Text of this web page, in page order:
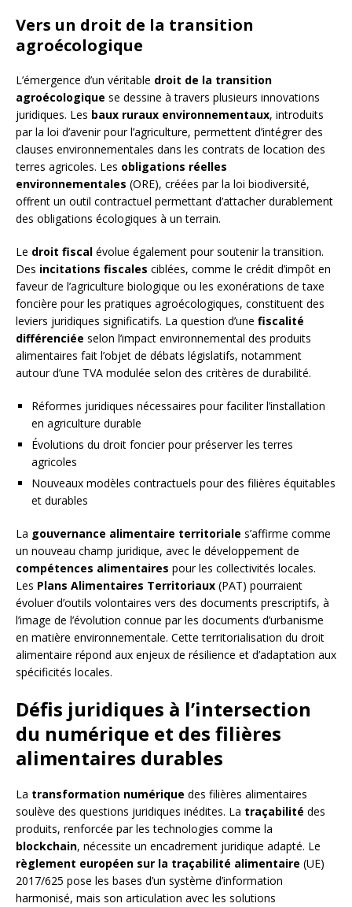
Vers un droit de la transition
agroécologique
L’émergence d’un véritable droit de la transition
agroécologique se dessine à travers plusieurs innovations
juridiques. Les baux ruraux environnementaux, introduits
par la loi d’avenir pour l’agriculture, permettent d’intégrer des
clauses environnementales dans les contrats de location des
terres agricoles. Les obligations réelles
environnementales (ORE), créées par la loi biodiversité,
offrent un outil contractuel permettant d’attacher durablement
des obligations écologiques à un terrain.
Le droit fiscal évolue également pour soutenir la transition.
Des incitations fiscales ciblées, comme le crédit d’impôt en
faveur de l’agriculture biologique ou les exonérations de taxe
foncière pour les pratiques agroécologiques, constituent des
leviers juridiques significatifs. La question d’une fiscalité
différenciée selon l’impact environnemental des produits
alimentaires fait l’objet de débats législatifs, notamment
autour d’une TVA modulée selon des critères de durabilité.
Réformes juridiques nécessaires pour faciliter l’installation
en agriculture durable
Évolutions du droit foncier pour préserver les terres
agricoles
Nouveaux modèles contractuels pour des filières équitables
et durables
La gouvernance alimentaire territoriale s’affirme comme
un nouveau champ juridique, avec le développement de
compétences alimentaires pour les collectivités locales.
Les Plans Alimentaires Territoriaux (PAT) pourraient
évoluer d’outils volontaires vers des documents prescriptifs, à
l’image de l’évolution connue par les documents d’urbanisme
en matière environnementale. Cette territorialisation du droit
alimentaire répond aux enjeux de résilience et d’adaptation aux
spécificités locales.
Défis juridiques à l’intersection
du numérique et des filières
alimentaires durables
La transformation numérique des filières alimentaires
soulève des questions juridiques inédites. La traçabilité des
produits, renforcée par les technologies comme la
blockchain, nécessite un encadrement juridique adapté. Le
règlement européen sur la traçabilité alimentaire (UE)
2017/625 pose les bases d’un système d’information
harmonisé, mais son articulation avec les solutions